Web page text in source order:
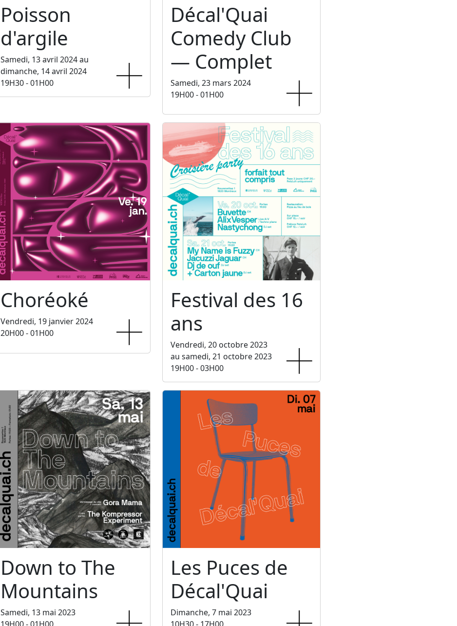
Poisson
d'argile
Samedi, 13 avril 2024 au
dimanche, 14 avril 2024
19H30 - 01H00
Décal'Quai
Comedy Club
— Complet
Samedi, 23 mars 2024
19H00 - 01H00
Choréoké
Vendredi, 19 janvier 2024
20H00 - 01H00
Festival des 16
ans
Vendredi, 20 octobre 2023
au samedi, 21 octobre 2023
19H00 - 03H00
Down to The
Mountains
Samedi, 13 mai 2023
Les Puces de
Décal'Quai
Dimanche, 7 mai 2023